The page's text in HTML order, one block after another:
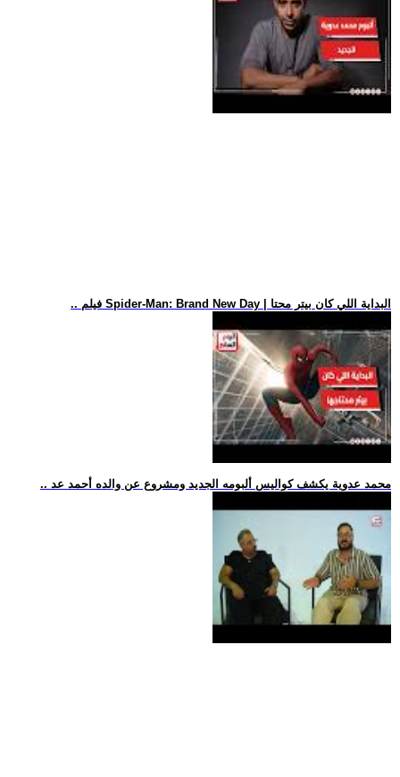
.. فيلم Spider-Man: Brand New Day | البداية اللي كان بيتر محتا
.. محمد عدوية يكشف كواليس ألبومه الجديد ومشروع عن والده أحمد عد